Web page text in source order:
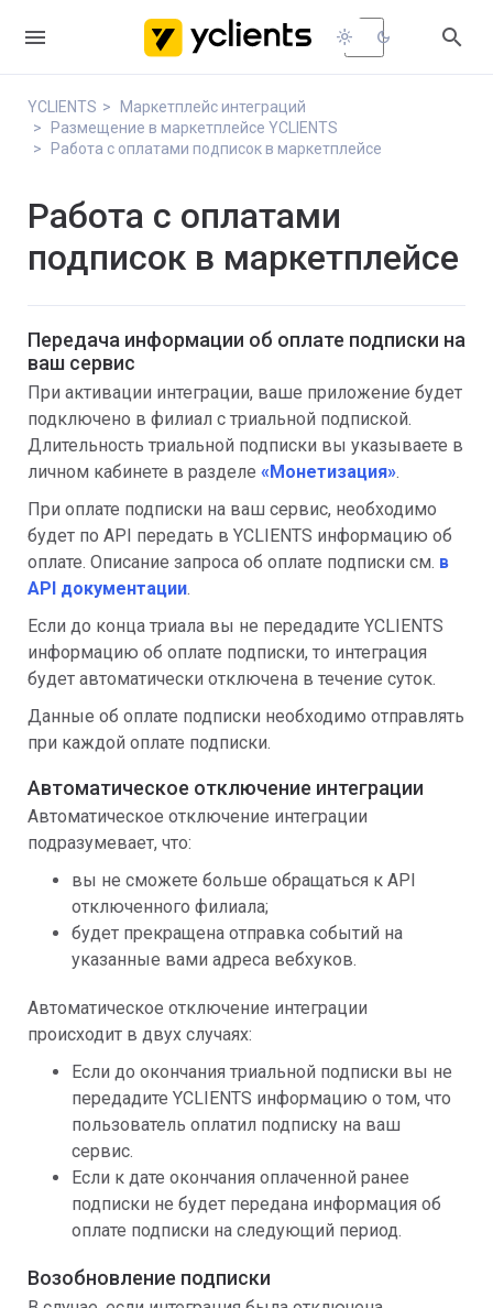
 light_mode dark_mode 
YCLIENTS
Маркетплейс интеграций
Размещение в маркетплейсе YCLIENTS
Работа с оплатами подписок в маркетплейсе
Работа с оплатами
подписок в маркетплейсе
Передача информации об оплате подписки на
ваш сервис
При активации интеграции, ваше приложение будет
подключено в филиал с триальной подпиской.
Длительность триальной подписки вы указываете в
личном кабинете в разделе «Монетизация».
При оплате подписки на ваш сервис, необходимо
будет по API передать в YCLIENTS информацию об
оплате. Описание запроса об оплате подписки см. в
API документации.
Если до конца триала вы не передадите YCLIENTS
информацию об оплате подписки, то интеграция
будет автоматически отключена в течение суток.
Данные об оплате подписки необходимо отправлять
при каждой оплате подписки.
Автоматическое отключение интеграции
Автоматическое отключение интеграции
подразумевает, что:
вы не сможете больше обращаться к API
отключенного филиала;
будет прекращена отправка событий на
указанные вами адреса вебхуков.
Автоматическое отключение интеграции
происходит в двух случаях:
Если до окончания триальной подписки вы не
передадите YCLIENTS информацию о том, что
пользователь оплатил подписку на ваш
сервис.
Если к дате окончания оплаченной ранее
подписки не будет передана информация об
оплате подписки на следующий период.
Возобновление подписки